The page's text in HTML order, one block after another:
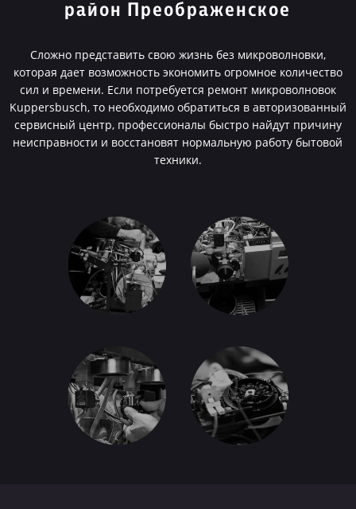
район Преображенское
Сложно представить свою жизнь без микроволновки,
которая дает возможность экономить огромное количество
сил и времени. Если потребуется ремонт микроволновок
Kuppersbusch, то необходимо обратиться в авторизованный
сервисный центр, профессионалы быстро найдут причину
неисправности и восстановят нормальную работу бытовой
техники.